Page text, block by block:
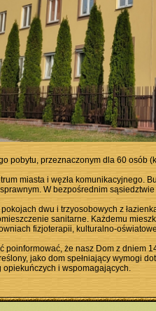
pobytu, przeznaczonym dla 60 osób
miasta i węzła komunikacyjnego.
W bezpośrednim
dwu i trzyosobowych z
sanitarne. Każdemu
fizjoterapii, kulturalno-
poinformować, że nasz Dom z dniem
jako dom spełniający wymogi
opiekuńczych i wspomagających.